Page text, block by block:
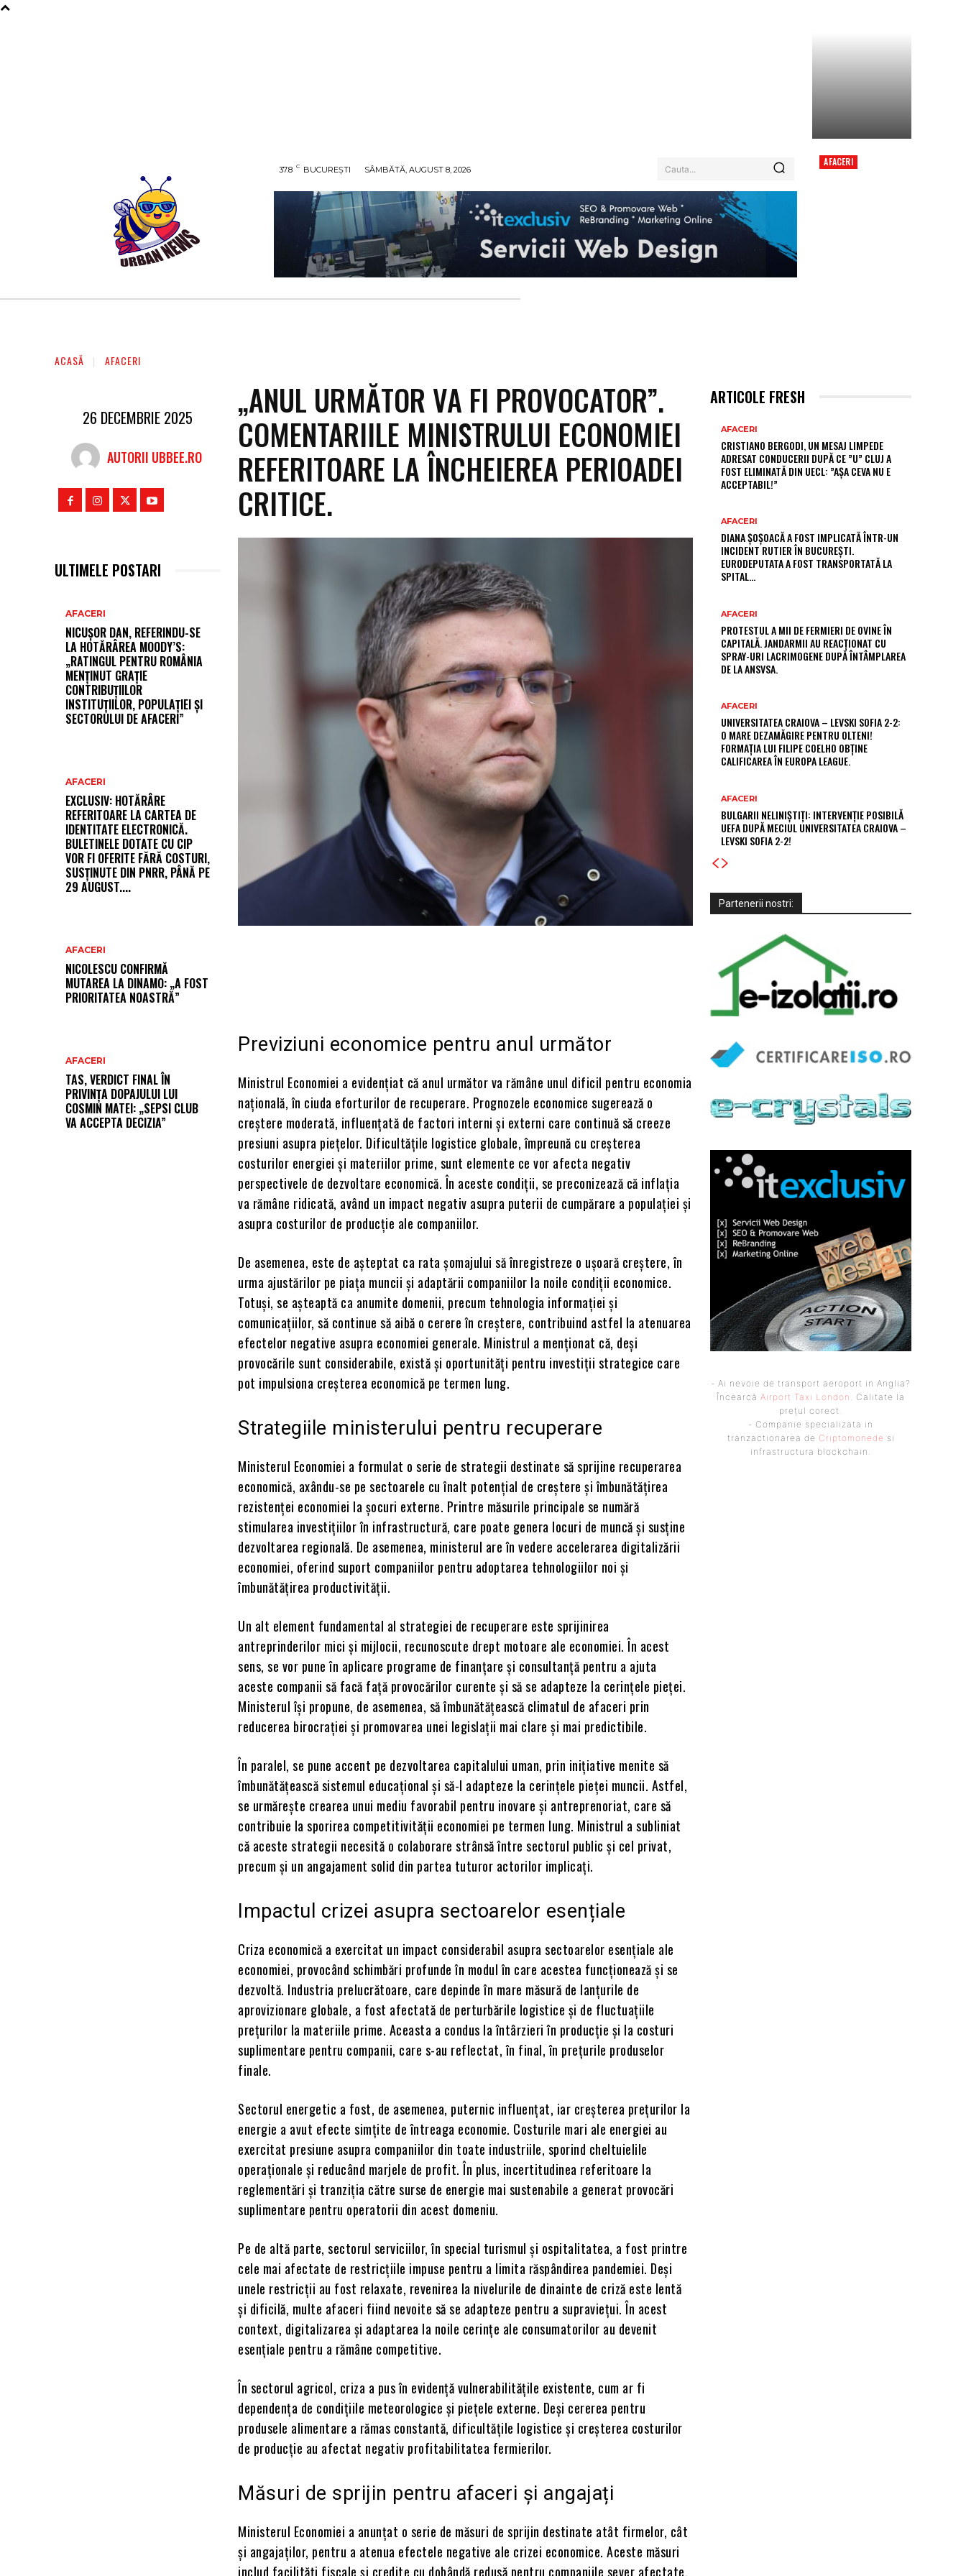
37.8 C BUCUREȘTI SÂMBĂTĂ, AUGUST 8, 2026 Cauta...
AFACERI
ACASĂ AFACERI
26 DECEMBRIE 2025
AUTORII UBBEE.RO
ULTIMELE POSTARI
AFACERI
NICUȘOR DAN, REFERINDU-SE
LA HOTĂRÂREA MOODY’S:
„RATINGUL PENTRU ROMÂNIA
MENȚINUT GRAȚIE
CONTRIBUȚIILOR
INSTITUȚIILOR, POPULAȚIEI ȘI
SECTORULUI DE AFACERI”
AFACERI
EXCLUSIV: HOTĂRÂRE
REFERITOARE LA CARTEA DE
IDENTITATE ELECTRONICĂ.
BULETINELE DOTATE CU CIP
VOR FI OFERITE FĂRĂ COSTURI,
SUSȚINUTE DIN PNRR, PÂNĂ PE
29 AUGUST....
AFACERI
NICOLESCU CONFIRMĂ
MUTAREA LA DINAMO: „A FOST
PRIORITATEA NOASTRĂ”
AFACERI
TAS, VERDICT FINAL ÎN
PRIVINȚA DOPAJULUI LUI
COSMIN MATEI: „SEPSI CLUB
VA ACCEPTA DECIZIA”
„ANUL URMĂTOR VA FI PROVOCATOR”.
COMENTARIILE MINISTRULUI ECONOMIEI
REFERITOARE LA ÎNCHEIEREA PERIOADEI
CRITICE.
Previziuni economice pentru anul următor
Ministrul Economiei a evidențiat că anul următor va rămâne unul dificil pentru economia
națională, în ciuda eforturilor de recuperare. Prognozele economice sugerează o
creștere moderată, influențată de factori interni și externi care continuă să creeze
presiuni asupra piețelor. Dificultățile logistice globale, împreună cu creșterea
costurilor energiei și materiilor prime, sunt elemente ce vor afecta negativ
perspectivele de dezvoltare economică. În aceste condiții, se preconizează că inflația
va rămâne ridicată, având un impact negativ asupra puterii de cumpărare a populației și
asupra costurilor de producție ale companiilor.
De asemenea, este de așteptat ca rata șomajului să înregistreze o ușoară creștere, în
urma ajustărilor pe piața muncii și adaptării companiilor la noile condiții economice.
Totuși, se așteaptă ca anumite domenii, precum tehnologia informației și
comunicațiilor, să continue să aibă o cerere în creștere, contribuind astfel la atenuarea
efectelor negative asupra economiei generale. Ministrul a menționat că, deși
provocările sunt considerabile, există și oportunități pentru investiții strategice care
pot impulsiona creșterea economică pe termen lung.
Strategiile ministerului pentru recuperare
Ministerul Economiei a formulat o serie de strategii destinate să sprijine recuperarea
economică, axându-se pe sectoarele cu înalt potențial de creștere și îmbunătățirea
rezistenței economiei la șocuri externe. Printre măsurile principale se numără
stimularea investițiilor în infrastructură, care poate genera locuri de muncă și susține
dezvoltarea regională. De asemenea, ministerul are în vedere accelerarea digitalizării
economiei, oferind suport companiilor pentru adoptarea tehnologiilor noi și
îmbunătățirea productivității.
Un alt element fundamental al strategiei de recuperare este sprijinirea
antreprinderilor mici și mijlocii, recunoscute drept motoare ale economiei. În acest
sens, se vor pune în aplicare programe de finanțare și consultanță pentru a ajuta
aceste companii să facă față provocărilor curente și să se adapteze la cerințele pieței.
Ministerul își propune, de asemenea, să îmbunătățească climatul de afaceri prin
reducerea birocrației și promovarea unei legislații mai clare și mai predictibile.
În paralel, se pune accent pe dezvoltarea capitalului uman, prin inițiative menite să
îmbunătățească sistemul educațional și să-l adapteze la cerințele pieței muncii. Astfel,
se urmărește crearea unui mediu favorabil pentru inovare și antreprenoriat, care să
contribuie la sporirea competitivității economiei pe termen lung. Ministrul a subliniat
că aceste strategii necesită o colaborare strânsă între sectorul public și cel privat,
precum și un angajament solid din partea tuturor actorilor implicați.
Impactul crizei asupra sectoarelor esențiale
Criza economică a exercitat un impact considerabil asupra sectoarelor esențiale ale
economiei, provocând schimbări profunde în modul în care acestea funcționează și se
dezvoltă. Industria prelucrătoare, care depinde în mare măsură de lanțurile de
aprovizionare globale, a fost afectată de perturbările logistice și de fluctuațiile
prețurilor la materiile prime. Aceasta a condus la întârzieri în producție și la costuri
suplimentare pentru companii, care s-au reflectat, în final, în prețurile produselor
finale.
Sectorul energetic a fost, de asemenea, puternic influențat, iar creșterea prețurilor la
energie a avut efecte simțite de întreaga economie. Costurile mari ale energiei au
exercitat presiune asupra companiilor din toate industriile, sporind cheltuielile
operaționale și reducând marjele de profit. În plus, incertitudinea referitoare la
reglementări și tranziția către surse de energie mai sustenabile a generat provocări
suplimentare pentru operatorii din acest domeniu.
Pe de altă parte, sectorul serviciilor, în special turismul și ospitalitatea, a fost printre
cele mai afectate de restricțiile impuse pentru a limita răspândirea pandemiei. Deși
unele restricții au fost relaxate, revenirea la nivelurile de dinainte de criză este lentă
și dificilă, multe afaceri fiind nevoite să se adapteze pentru a supraviețui. În acest
context, digitalizarea și adaptarea la noile cerințe ale consumatorilor au devenit
esențiale pentru a rămâne competitive.
În sectorul agricol, criza a pus în evidență vulnerabilitățile existente, cum ar fi
dependența de condițiile meteorologice și piețele externe. Deși cererea pentru
produsele alimentare a rămas constantă, dificultățile logistice și creșterea costurilor
de producție au afectat negativ profitabilitatea fermierilor.
Măsuri de sprijin pentru afaceri și angajați
Ministerul Economiei a anunțat o serie de măsuri de sprijin destinate atât firmelor, cât
și angajaților, pentru a atenua efectele negative ale crizei economice. Aceste măsuri
includ facilități fiscale și credite cu dobândă redusă pentru companiile sever afectate,
ARTICOLE FRESH
AFACERI
CRISTIANO BERGODI, UN MESAJ LIMPEDE
ADRESAT CONDUCERII DUPĂ CE ”U” CLUJ A
FOST ELIMINATĂ DIN UECL: ”AȘA CEVA NU E
ACCEPTABIL!”
AFACERI
DIANA ȘOȘOACĂ A FOST IMPLICATĂ ÎNTR-UN
INCIDENT RUTIER ÎN BUCUREȘTI.
EURODEPUTATA A FOST TRANSPORTATĂ LA
SPITAL…
AFACERI
PROTESTUL A MII DE FERMIERI DE OVINE ÎN
CAPITALĂ. JANDARMII AU REACȚIONAT CU
SPRAY-URI LACRIMOGENE DUPĂ ÎNTÂMPLAREA
DE LA ANSVSA.
AFACERI
UNIVERSITATEA CRAIOVA – LEVSKI SOFIA 2-2:
O MARE DEZAMĂGIRE PENTRU OLTENI!
FORMAȚIA LUI FILIPE COELHO OBȚINE
CALIFICAREA ÎN EUROPA LEAGUE.
AFACERI
BULGARII NELINIȘTIȚI: INTERVENȚIE POSIBILĂ
UEFA DUPĂ MECIUL UNIVERSITATEA CRAIOVA –
LEVSKI SOFIA 2-2!
Partenerii nostri:
- Ai nevoie de transport aeroport in Anglia?
Încearcă Airport Taxi London . Calitate la
prețul corect.
- Companie specializata in
tranzactionarea de Criptomonede si
infrastructura blockchain.